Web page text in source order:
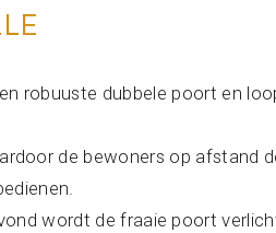
robuuste dubbele poort en
de bewoners op afstand
wordt de fraaie poort